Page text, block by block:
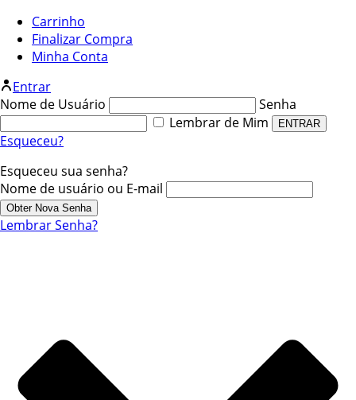
Carrinho
Finalizar Compra
Minha Conta
Entrar
Nome de Usuário
Senha
Lembrar de Mim
Esqueceu?
Esqueceu sua senha?
Nome de usuário ou E-mail
Lembrar Senha?